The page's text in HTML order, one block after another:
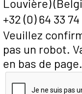
Louvière)
+32 (0) 64 33
Veuillez
pas un robot.
en bas de page.